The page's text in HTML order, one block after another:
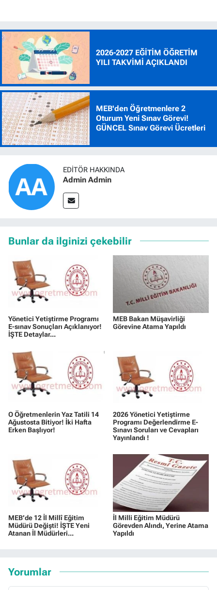
2026-2027 EĞİTİM ÖĞRETİM
YILI TAKVİMİ AÇIKLANDI
MEB'den Öğretmenlere 2
Oturum Yeni Sınav Görevi!
GÜNCEL Sınav Görevi Ücretleri
EDITÖR HAKKINDA
Admin Admin
Bunlar da ilginizi çekebilir
Yönetici Yetiştirme Programı
E-sınav Sonuçları Açıklanıyor!
İŞTE Detaylar...
MEB Bakan Müşavirliği
Görevine Atama Yapıldı
O Öğretmenlerin Yaz Tatili 14
Ağustosta Bitiyor! İki Hafta
Erken Başlıyor!
2026 Yönetici Yetiştirme
Programı Değerlendirme E-
Sınavı Soruları ve Cevapları
Yayınlandı !
MEB’de 12 İl Millî Eğitim
Müdürü Değişti! İŞTE Yeni
Atanan İl Müdürleri...
İl Milli Eğitim Müdürü
Görevden Alındı, Yerine Atama
Yapıldı
Yorumlar